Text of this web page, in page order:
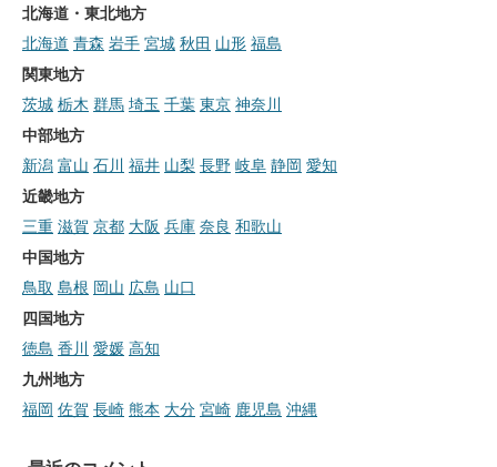
北海道・東北地方
北海道 青森 岩手 宮城 秋田 山形 福島
関東地方
茨城 栃木 群馬 埼玉 千葉 東京 神奈川
中部地方
新潟 富山 石川 福井 山梨 長野 岐阜 静岡 愛知
近畿地方
三重 滋賀 京都 大阪 兵庫 奈良 和歌山
中国地方
鳥取 島根 岡山 広島 山口
四国地方
徳島 香川 愛媛 高知
九州地方
福岡 佐賀 長崎 熊本 大分 宮崎 鹿児島 沖縄